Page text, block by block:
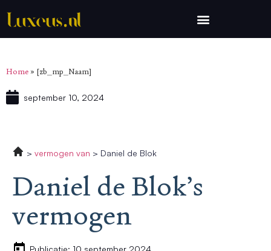
Home » [zb_mp_Naam]
september 10, 2024
vermogen van Daniel de Blok
Daniel de Blok’s
vermogen
Publicatie: 10 september 2024